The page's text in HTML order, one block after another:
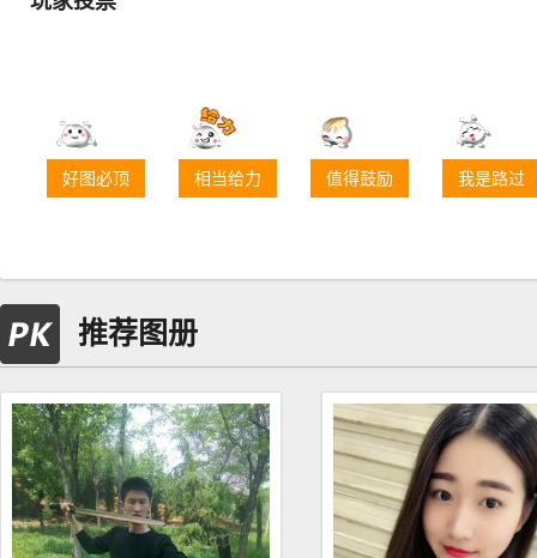
好图必顶 相当给力 值得鼓励 我是路过
推荐图册